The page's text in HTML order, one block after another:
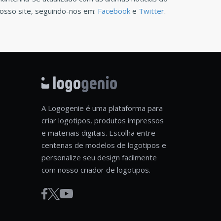
site, seguindo-nos em: Facebook e Twitter.
A Logogenie é uma plataforma para
criar logotipos, produtos impressos
e materiais digitais. Escolha entre
centenas de modelos de logotipos e
personalize seu design facilmente
com nosso criador de logotipos.